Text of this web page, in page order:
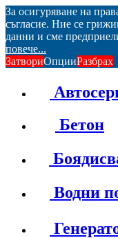
За осигуряване на
съгласие. Ние се
данни и сме
повече...
ЗатвориОпцииРазбрах
Бетон
Водни